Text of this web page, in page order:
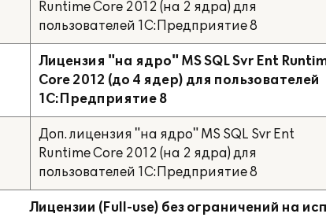
Runtime Core 2012 (на 2 ядра) для
пользователей 1С:Предприятие 8
Лицензия "на ядро" MS SQL Svr Ent
Core 2012 (до 4 ядер) для пользователей
1С:Предприятие 8
Доп. лицензия "на ядро" MS SQL Svr Ent
Runtime Core 2012 (на 2 ядра) для
пользователей 1С:Предприятие 8
Лицензии (Full-use) без ограничений на